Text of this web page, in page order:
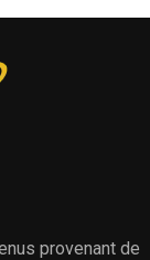
provenant de